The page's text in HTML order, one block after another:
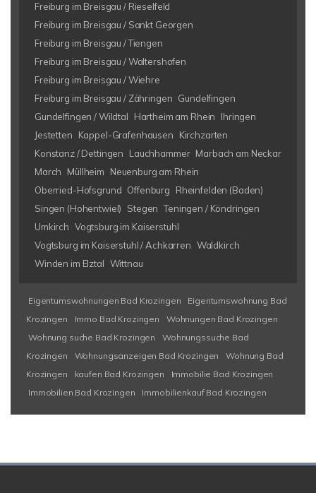
Freiburg im Breisgau / Rieselfeld
Freiburg im Breisgau / Sankt Georgen
Freiburg im Breisgau / Tiengen
Freiburg im Breisgau / Waltershofen
Freiburg im Breisgau / Wiehre
Freiburg im Breisgau / Zähringen Gundelfingen
Gundelfingen / Wildtal
Hartheim am Rhein
Ihringen
Jestetten
Kappel-Grafenhausen
Kirchzarten
Konstanz / Dettingen
Lauchhammer Marbach am Neckar
March
Müllheim
Neuenburg am Rhein
Oberried-Hofsgrund Offenburg
Rheinfelden (Baden)
Singen (Hohentwiel)
Stegen Teningen / Köndringen
Umkirch Vogtsburg im Kaiserstuhl
Vogtsburg im Kaiserstuhl / Achkarren Waldkirch
Winden im Elztal Wittnau
Eigentumswohnungen Bad Krozingen
Eigentumswohnung Bad
Krozingen
Immo Bad Krozingen
Wohnungen Bad Krozingen
Wohnung suche Bad Krozingen
Wohnungssuche Bad
Krozingen
Wohnungsanzeigen Bad Krozingen
Wohnung Bad
Krozingen
kaufen Bad Krozingen
Immobilie Bad Krozingen
Immobilien Bad Krozingen
Immobilienkauf Bad Krozingen